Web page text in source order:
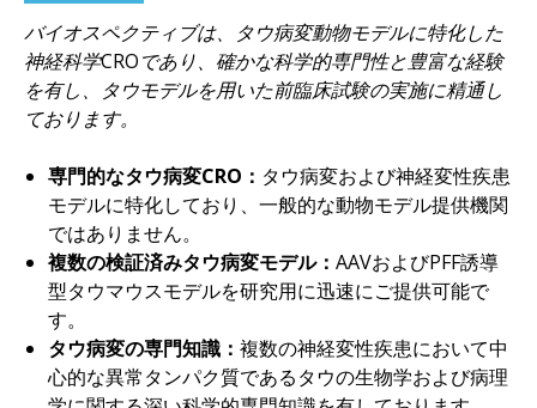
バイオスペクティブは、タウ病変動物モデルに特化した
神経科学CROであり、確かな科学的専門性と豊富な経験
を有し、タウモデルを用いた前臨床試験の実施に精通し
ております。
専門的なタウ病変CRO： タウ病変および神経変性疾患
モデルに特化しており、一般的な動物モデル提供機関
ではありません。
複数の検証済みタウ病変モデル： AAVおよびPFF誘導
型タウマウスモデルを研究用に迅速にご提供可能で
す。
タウ病変の専門知識： 複数の神経変性疾患において中
心的な異常タンパク質であるタウの生物学および病理